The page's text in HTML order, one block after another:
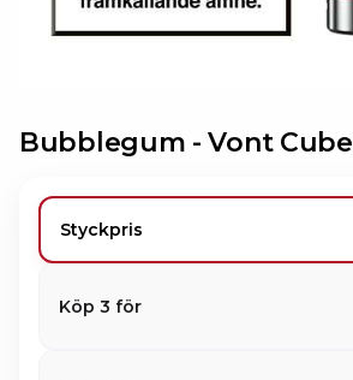
Bubblegum - Vont Cube
Styckpris
Köp 3 för